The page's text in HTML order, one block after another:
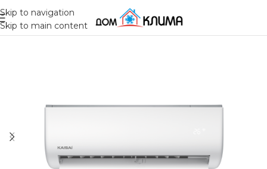
Skip to navigation
Skip to main content